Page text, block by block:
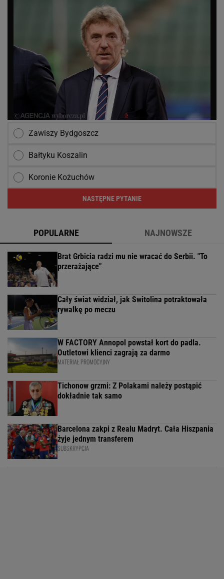
Zawiszy Bydgoszcz
Bałtyku Koszalin
Koronie Kożuchów
NASTĘPNE PYTANIE
POPULARNE NAJNOWSZE
Brat Grbicia radzi mu nie wracać do Serbii. "To
przerażające"
Cały świat widział, jak Switolina potraktowała
rywalkę po meczu
W FACTORY Annopol powstał kort do padla.
Outletowi klienci zagrają za darmo
MATERIAŁ PROMOCYJNY
Tichonow grzmi: Z Polakami należy postąpić
dokładnie tak samo
Barcelona zakpi z Realu Madryt. Cała Hiszpania
żyje jednym transferem
SUBSKRYPCJA